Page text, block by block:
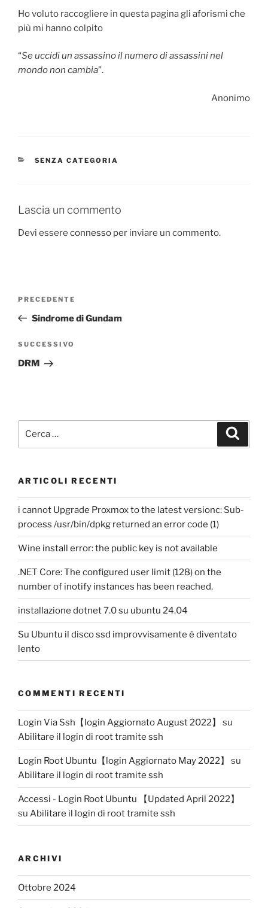
Ho voluto raccogliere in questa pagina gli aforismi che
più mi hanno colpito
“Se uccidi un assassino il numero di assassini nel
mondo non cambia”.
Anonimo
CATEGORIE
SENZA CATEGORIA
Lascia un commento
Devi essere connesso per inviare un commento.
Articolo
precedente:
PRECEDENTE
Sindrome di Gundam
Articolo
successivo
SUCCESSIVO
DRM
ARTICOLI RECENTI
i cannot Upgrade Proxmox to the latest versionc: Sub-
process /usr/bin/dpkg returned an error code (1)
Wine install error: the public key is not available
.NET Core: The configured user limit (128) on the
number of inotify instances has been reached.
installazione dotnet 7.0 su ubuntu 24.04
Su Ubuntu il disco ssd improvvisamente è diventato
lento
COMMENTI RECENTI
Login Via Ssh【login Aggiornato August 2022】
su
Abilitare il login di root tramite ssh
Login Root Ubuntu【login Aggiornato May 2022】
su
Abilitare il login di root tramite ssh
Accessi - Login Root Ubuntu 【Updated April 2022】
su Abilitare il login di root tramite ssh
ARCHIVI
Ottobre 2024